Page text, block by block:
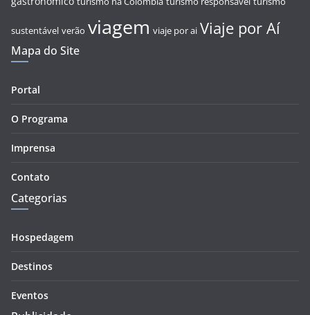
sustentável verão viagem viaje por ai Viaje por Aí
Mapa do Site
Portal
O Programa
Imprensa
Contato
Categorias
Hospedagem
Destinos
Eventos